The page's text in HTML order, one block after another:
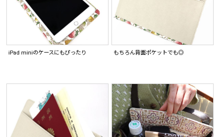
iPad miniのケースにもぴったり もちろん背面ポケットでも◎